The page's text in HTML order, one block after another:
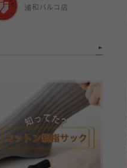
浦和パルコ店